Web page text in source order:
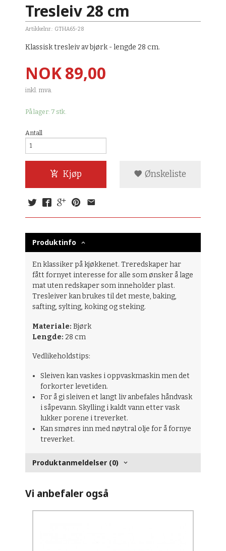
Tresleiv 28 cm
Artikkelnr.: GTHA65-28
Klassisk tresleiv av bjørk - lengde 28 cm.
Pris
NOK89,00
inkl. mva.
På lager: 7 stk.
Antall
Kjøp Ønskeliste
Produktinfo
En klassiker på kjøkkenet. Treredskaper har
fått fornyet interesse for alle som ønsker å lage
mat uten redskaper som inneholder plast.
Tresleiver kan brukes til det meste, baking,
safting, sylting, koking og steking.
Materiale: Bjørk
Lengde: 28 cm
Vedlikeholdstips:
Sleiven kan vaskes i oppvaskmaskin men det
forkorter levetiden.
For å gi sleiven et langt liv anbefales håndvask
i såpevann. Skylling i kaldt vann etter vask
lukker porene i treverket.
Kan smøres inn med nøytral olje for å fornye
treverket.
Produktanmeldelser (0)
Vi anbefaler også